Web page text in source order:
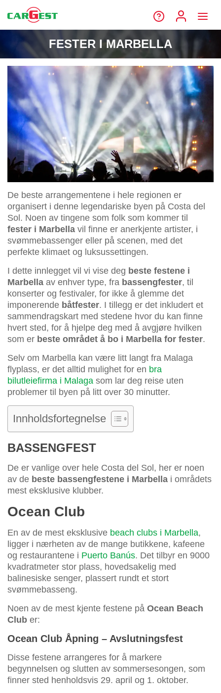
FESTER I MARBELLA
De beste arrangementene i hele regionen er
organisert i denne legendariske byen på Costa del
Sol. Noen av tingene som folk som kommer til
fester i Marbella vil finne er anerkjente artister, i
svømmebassenger eller på scenen, med det
perfekte klimaet og luksussettingen.
I dette innlegget vil vi vise deg beste festene i
Marbella av enhver type, fra bassengfester, til
konserter og festivaler, for ikke å glemme det
imponerende båtfester. I tillegg er det inkludert et
sammendragskart med stedene hvor du kan finne
hvert sted, for å hjelpe deg med å avgjøre hvilken
som er beste området å bo i Marbella for fester.
Selv om Marbella kan være litt langt fra Malaga
flyplass, er det alltid mulighet for en bra
bilutleiefirma i Malaga som lar deg reise uten
problemer til byen på litt over 30 minutter.
Innholdsfortegnelse
BASSENGFEST
De er vanlige over hele Costa del Sol, her er noen
av de beste bassengfestene i Marbella i områdets
mest eksklusive klubber.
Ocean Club
En av de mest eksklusive beach clubs i Marbella,
ligger i nærheten av de mange butikkene, kafeene
og restaurantene i Puerto Banús. Det tilbyr en 9000
kvadratmeter stor plass, hovedsakelig med
balinesiske senger, plassert rundt et stort
svømmebasseng.
Noen av de mest kjente festene på Ocean Beach
Club er:
Ocean Club Åpning – Avslutningsfest
Disse festene arrangeres for å markere
begynnelsen og slutten av sommersesongen, som
finner sted henholdsvis 29. april og 1. oktober.